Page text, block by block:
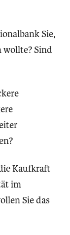
Sie,
wollte? Sind
Kaufkraft
im
Sie das